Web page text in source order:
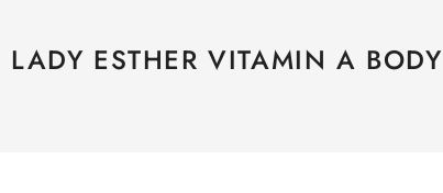
LADY ESTHER VITAMIN A